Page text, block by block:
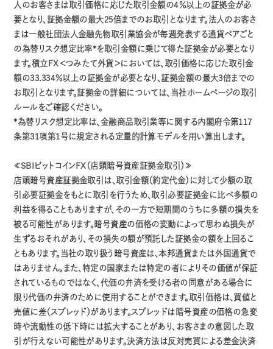
人のお客さまは取引価格に応じた取引金額の4％以上の証拠金が必
要となり、証拠金額の最大25倍までのお取引となります。法人のお客さ
まは一般社団法人金融先物取引業協会が毎週発表する通貨ペアごと
の為替リスク想定比率*を取引金額に乗じて得た証拠金が必要となり
ます。積立FX＜つみたて外貨＞においては、取引価格に応じた取引金
額の33.334％以上の証拠金が必要となり、証拠金額の最大3倍までの
お取引となります。証拠金の詳細については、当社ホームページの取引
ルールをご確認ください。
*為替リスク想定比率は、金融商品取引業等に関する内閣府令第117
条第31項第1号に規定される定量的計算モデルを用い算出します。
≪SBIビットコインFX（店頭暗号資産証拠金取引）≫
店頭暗号資産証拠金取引は、取引金額（約定代金）に対して少額の取
引必要証拠金をもとに取引を行うため、取引必要証拠金に比べ多額の
利益を得ることもありますが、その一方で短期間のうちに多額の損失を
被る可能性があります。暗号資産の価格の変動によって思わぬ損失が
生ずるおそれがあり、その損失の額が預託した証拠金の額を上回るこ
ともあります。当社の取り扱う暗号資産は、本邦通貨または外国通貨で
はありません。また、特定の国家または特定の者によりその価値が保証
されているものではなく、代価の弁済を受ける者の同意がある場合に
限り代価の弁済のために使用することができます。取引価格は、買値と
売値に差（スプレッド）があります。スプレッドは暗号資産の価格の急変
時や流動性の低下時には拡大することがあり、お客さまの意図した取
引が行えない可能性があります。決済方法は反対売買による差金決済